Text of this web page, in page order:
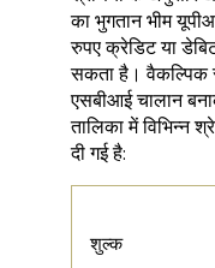
का भुगतान भीम
रुपए क्रेडिट या
सकता है। वैकल्पिक
एसबीआई चालान
तालिका में विभिन्न
दी गई है:
शुल्क